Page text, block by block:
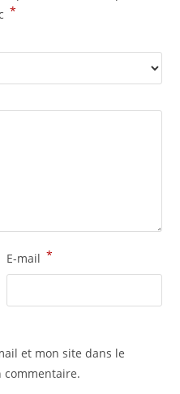
*
E-mail *
et mon site dans le